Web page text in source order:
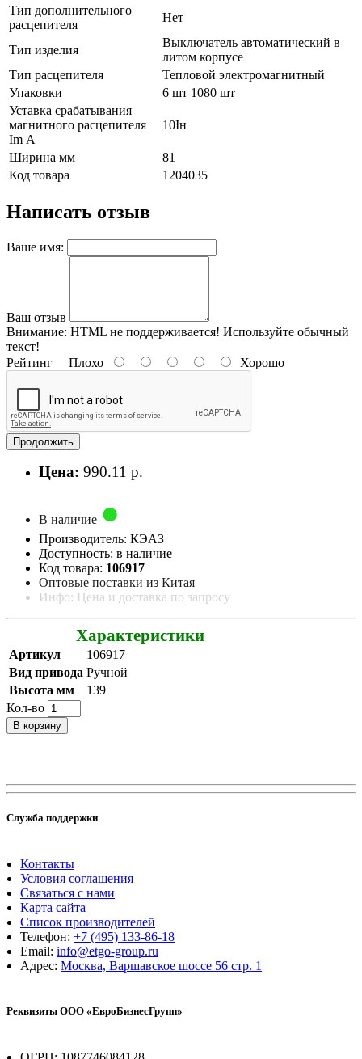
Тип дополнительного
расцепителя
Нет
Тип изделия
Выключатель автоматический в
литом корпусе
Тип расцепителя
Тепловой электромагнитный
Упаковки
6 шт 1080 шт
Уставка срабатывания
магнитного расцепителя
Im А
10Iн
Ширина мм
81
Код товара
1204035
Написать отзыв
Ваше имя:
Ваш отзыв
Внимание: HTML не поддерживается! Используйте обычный
текст!
Рейтинг Плохо Хорошо
Продолжить
Цена: 990.11 р.
В наличие
Производитель: КЭАЗ
Доступность: в наличие
Код товара: 106917
Оптовые поставки из Китая
Инфо: Цена и доставка по запросу
Характеристики
Артикул
106917
Вид привода Ручной
Высота мм
139
Кол-во
В корзину
Служба поддержки
Контакты
Условия соглашения
Связаться с нами
Карта сайта
Список производителей
Телефон: +7 (495) 133-86-18
Email: info@etgo-group.ru
Адрес: Москва, Варшавское шоссе 56 стр. 1
Реквизиты ООО «ЕвроБизнесГрупп»